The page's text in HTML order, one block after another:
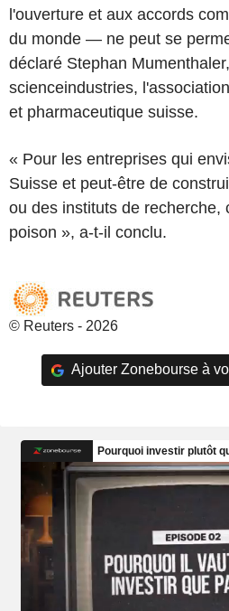
l'ouverture et aux accords
du monde — ne peut se
déclaré Stephan
scienceindustries,
et pharmaceutique suisse.
« Pour les entreprises qui
Suisse et peut-être de
ou des instituts de recherche,
poison », a-t-il conclu.
© Reuters - 2026
Ajouter Zonebourse à